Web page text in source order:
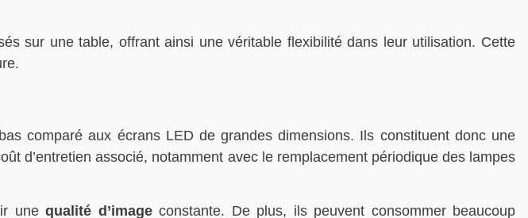
sur une table, offrant ainsi une véritable flexibilité dans leur utilisation. Cette
comparé aux écrans LED de grandes dimensions. Ils constituent donc une
d’entretien associé, notamment avec le remplacement périodique des lampes
unequalité d’imageconstante. De plus, ils peuvent consommer beaucoup